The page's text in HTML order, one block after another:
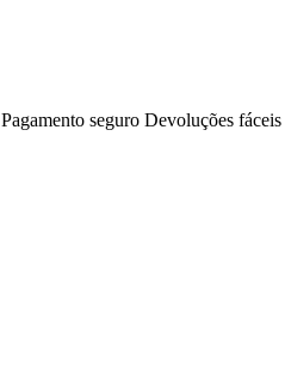
Pagamento seguro Devoluções fáceis